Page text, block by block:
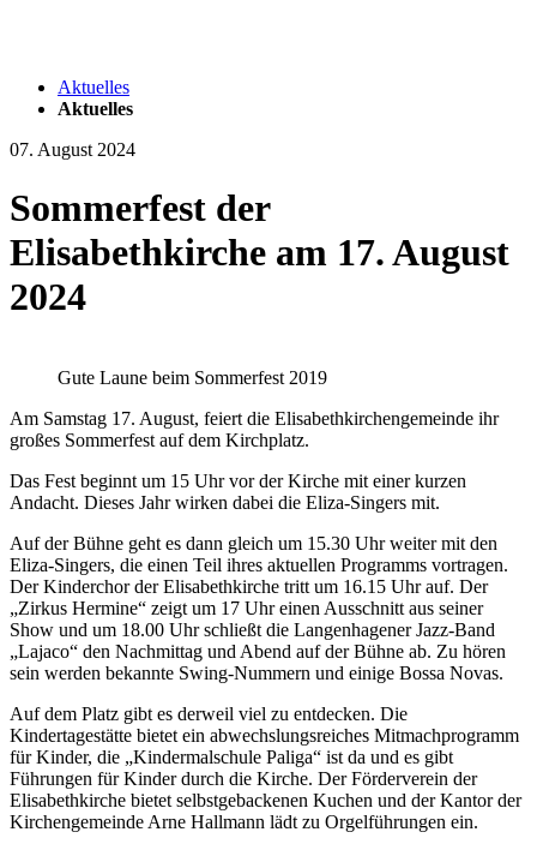
Aktuelles
Aktuelles
07. August 2024
Sommerfest der
Elisabethkirche am 17. August
2024
Gute Laune beim Sommerfest 2019
Am Samstag 17. August, feiert die Elisabethkirchengemeinde ihr
großes Sommerfest auf dem Kirchplatz.
Das Fest beginnt um 15 Uhr vor der Kirche mit einer kurzen
Andacht. Dieses Jahr wirken dabei die Eliza-Singers mit.
Auf der Bühne geht es dann gleich um 15.30 Uhr weiter mit den
Eliza-Singers, die einen Teil ihres aktuellen Programms vortragen.
Der Kinderchor der Elisabethkirche tritt um 16.15 Uhr auf. Der
„Zirkus Hermine“ zeigt um 17 Uhr einen Ausschnitt aus seiner
Show und um 18.00 Uhr schließt die Langenhagener Jazz-Band
„Lajaco“ den Nachmittag und Abend auf der Bühne ab. Zu hören
sein werden bekannte Swing-Nummern und einige Bossa Novas.
Auf dem Platz gibt es derweil viel zu entdecken. Die
Kindertagestätte bietet ein abwechslungsreiches Mitmachprogramm
für Kinder, die „Kindermalschule Paliga“ ist da und es gibt
Führungen für Kinder durch die Kirche. Der Förderverein der
Elisabethkirche bietet selbstgebackenen Kuchen und der Kantor der
Kirchengemeinde Arne Hallmann lädt zu Orgelführungen ein.